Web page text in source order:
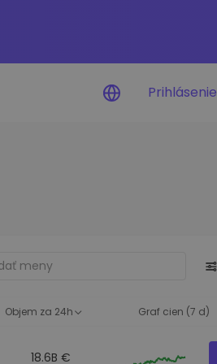
príležitosti
pre optimálny
Prihlásenie
Objem za 24h Graf cien (7 d)
18.6B €